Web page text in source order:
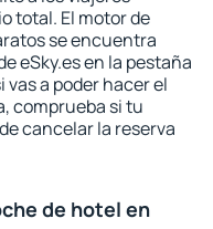
total. El motor de
se encuentra
eSky.es en la pestaña
vas a poder hacer el
comprueba si tu
cancelar la reserva
de hotel en